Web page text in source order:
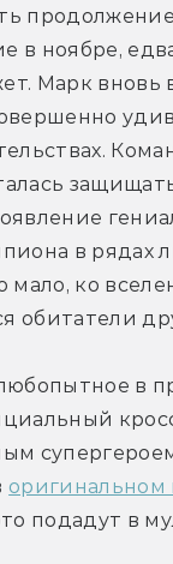
в ноябре,
Марк вновь
в рядах
мало, ко
обитатели
в
оригинальном
подадут в